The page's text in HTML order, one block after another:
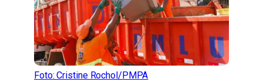
Foto: Cristine Rochol/PMPA